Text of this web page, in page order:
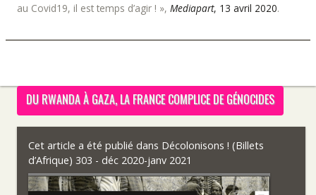
au Covid­19, il est temps d’agir ! », Mediapart, 13 avril 2020.
DU RWANDA À GAZA, LA FRANCE COMPLICE DE GÉNOCIDES
Cet article a été publié dans Décolonisons ! (Billets
d’Afrique) 303 - déc 2020-janv 2021